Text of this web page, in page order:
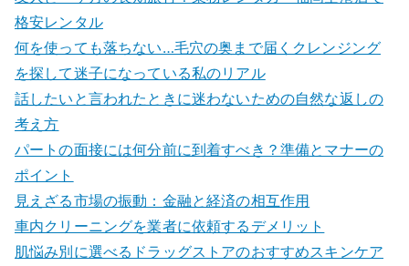
格安レンタル
何を使っても落ちない…毛穴の奥まで届くクレンジング
を探して迷子になっている私のリアル
話したいと言われたときに迷わないための自然な返しの
考え方
パートの面接には何分前に到着すべき？準備とマナーの
ポイント
見えざる市場の振動：金融と経済の相互作用
車内クリーニングを業者に依頼するデメリット
肌悩み別に選べるドラッグストアのおすすめスキンケア